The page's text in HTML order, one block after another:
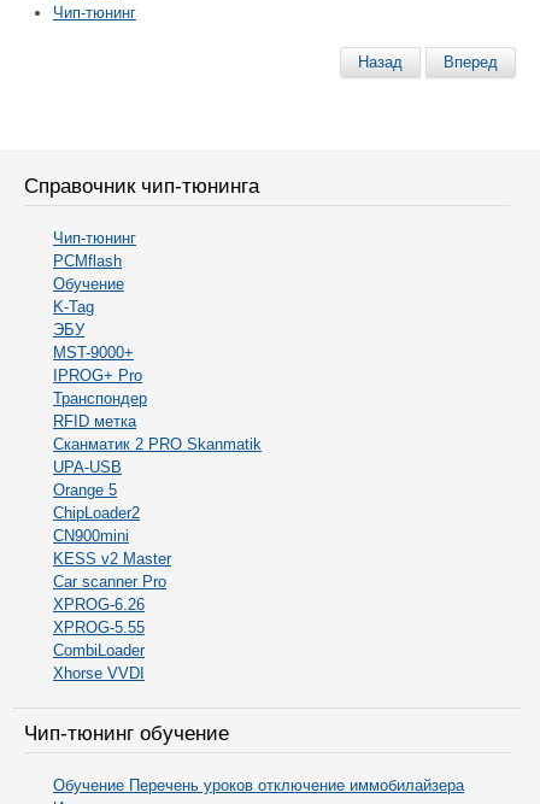
Чип-тюнинг
Назад Вперед
Справочник чип-тюнинга
Чип-тюнинг
PCMflash
Обучение
K-Tag
ЭБУ
MST-9000+
IPROG+ Pro
Транспондер
RFID метка
Сканматик 2 PRO Skanmatik
UPA-USB
Orange 5
ChipLoader2
CN900mini
KESS v2 Master
Car scanner Pro
XPROG-6.26
XPROG-5.55
CombiLoader
Xhorse VVDI
Чип-тюнинг обучение
Обучение Перечень уроков отключение иммобилайзера